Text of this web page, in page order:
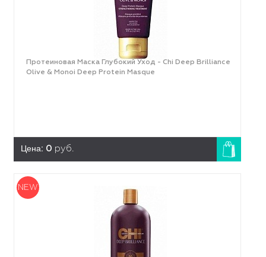
Протеиновая Маска Глубокий Уход - Chi Deep Brilliance
Olive & Monoi Deep Protein Masque
Цена: 0 руб.
NEW